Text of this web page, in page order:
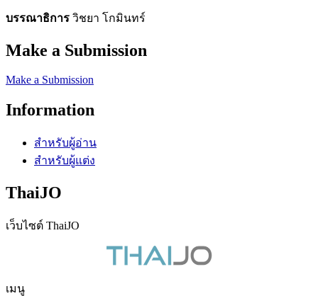
บรรณาธิการ วิชยา โกมินทร์
Make a Submission
Make a Submission
Information
สำหรับผู้อ่าน
สำหรับผู้แต่ง
ThaiJO
เว็บไซต์ ThaiJO
เมนู